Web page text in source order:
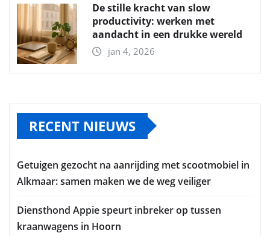
De stille kracht van slow
productivity: werken met
aandacht in een drukke wereld
jan 4, 2026
RECENT NIEUWS
Getuigen gezocht na aanrijding met scootmobiel in
Alkmaar: samen maken we de weg veiliger
Diensthond Appie speurt inbreker op tussen
kraanwagens in Hoorn